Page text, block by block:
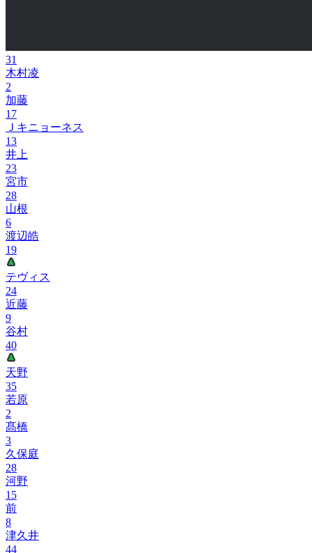
31
木村凌
2
加藤
17
Ｊキニョーネス
13
井上
23
宮市
28
山根
6
渡辺皓
19
テヴィス
24
近藤
9
谷村
40
天野
35
若原
2
髙橋
3
久保庭
28
河野
15
前
8
津久井
44